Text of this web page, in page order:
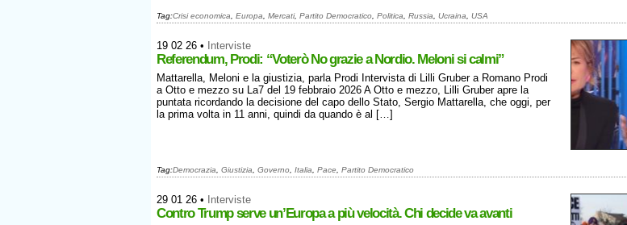
Tag:Crisi economica Europa Mercati, Partito Democratico Politica Russia Ucraina USA
19 02 26 • Interviste
Referendum, Prodi: “Voterò No grazie a Nordio. Meloni si calmi”
Mattarella, Meloni e la giustizia, parla Prodi Intervista di Lilli Gruber a Romano Prodi
a Otto e mezzo su La7 del 19 febbraio 2026 A Otto e mezzo, Lilli Gruber apre la
puntata ricordando la decisione del capo dello Stato, Sergio Mattarella, che oggi, per
la prima volta in 11 anni, quindi da quando è al […]
Tag:Democrazia Giustizia Governo Italia Pace Partito Democratico
29 01 26 • Interviste
Contro Trump serve un’Europa a più velocità. Chi decide va avanti